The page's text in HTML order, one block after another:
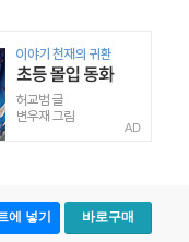
AD
에 넣기 바로구매